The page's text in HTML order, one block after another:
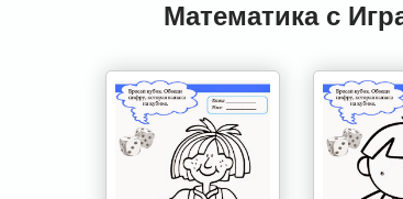
Математика с